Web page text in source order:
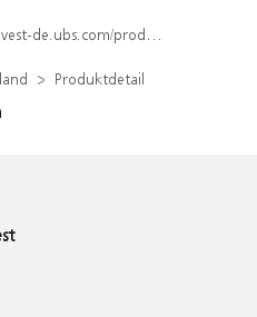
produkt/detail/index/isin/DE000WA6Q9C1
Produktdetail